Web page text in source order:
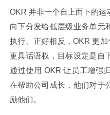
OKR 并非一个自上而下的
向下分发给低层级业务单元
执行。正好相反，OKR 更
更具话语权，目标设定是自
通过使用 OKR 让员工增强
在帮助公司成长，他们对于
励他们。